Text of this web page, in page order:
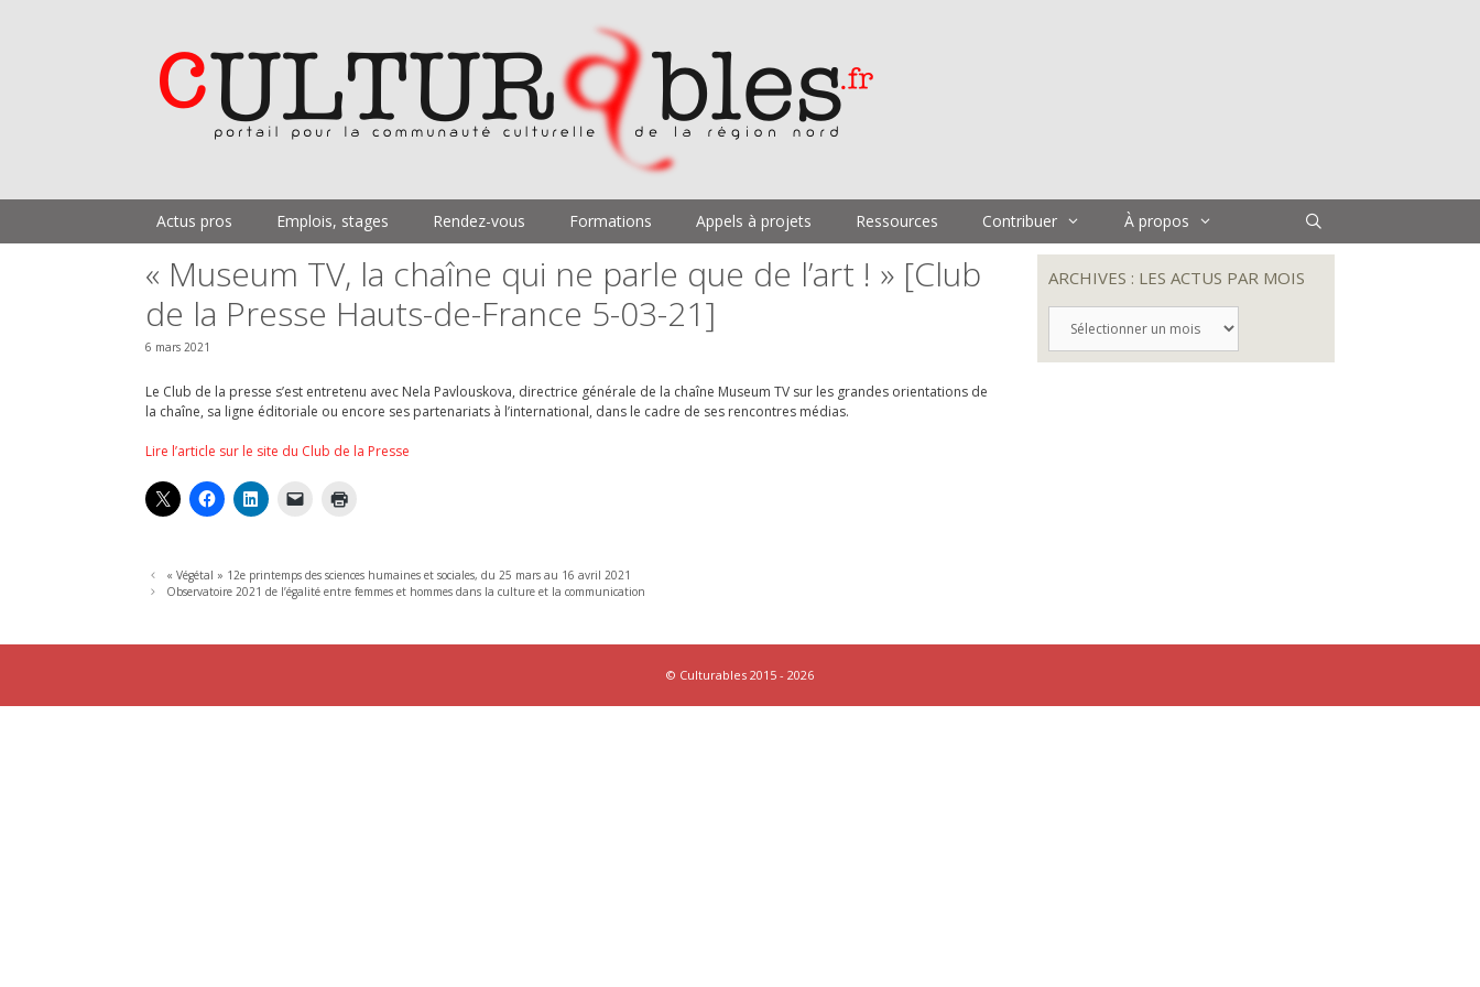
Actus pros Emplois, stages Rendez-vous Formations Appels à projets Ressources Contribuer À propos
« Museum TV, la chaîne qui ne parle que de l’art ! » [Club
de la Presse Hauts-de-France 5-03-21]
6 mars 2021
Le Club de la presse s’est entretenu avec Nela Pavlouskova, directrice générale de la chaîne Museum TV sur les grandes orientations de
la chaîne, sa ligne éditoriale ou encore ses partenariats à l’international, dans le cadre de ses rencontres médias.
Lire l’article sur le site du Club de la Presse
« Végétal » 12e printemps des sciences humaines et sociales, du 25 mars au 16 avril 2021
Observatoire 2021 de l’égalité entre femmes et hommes dans la culture et la communication
ARCHIVES : LES ACTUS PAR MOIS
LES
© Culturables 2015 - 2026